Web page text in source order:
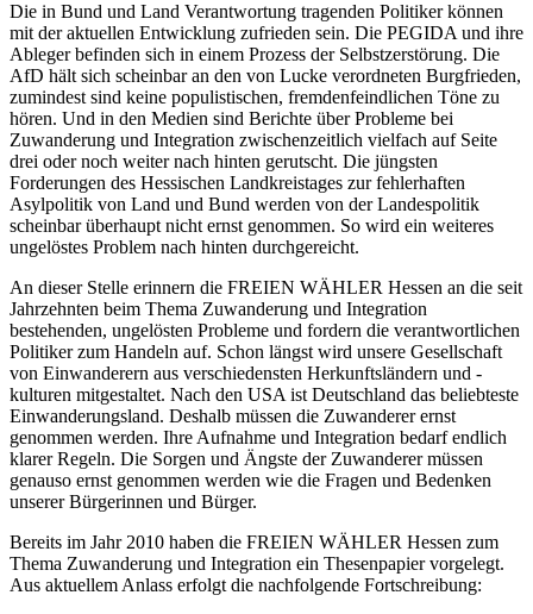
Die in Bund und Land Verantwortung tragenden Politiker können
mit der aktuellen Entwicklung zufrieden sein. Die PEGIDA und ihre
Ableger befinden sich in einem Prozess der Selbstzerstörung. Die
AfD hält sich scheinbar an den von Lucke verordneten Burgfrieden,
zumindest sind keine populistischen, fremdenfeindlichen Töne zu
hören. Und in den Medien sind Berichte über Probleme bei
Zuwanderung und Integration zwischenzeitlich vielfach auf Seite
drei oder noch weiter nach hinten gerutscht. Die jüngsten
Forderungen des Hessischen Landkreistages zur fehlerhaften
Asylpolitik von Land und Bund werden von der Landespolitik
scheinbar überhaupt nicht ernst genommen. So wird ein weiteres
ungelöstes Problem nach hinten durchgereicht.
An dieser Stelle erinnern die FREIEN WÄHLER Hessen an die seit
Jahrzehnten beim Thema Zuwanderung und Integration
bestehenden, ungelösten Probleme und fordern die verantwortlichen
Politiker zum Handeln auf. Schon längst wird unsere Gesellschaft
von Einwanderern aus verschiedensten Herkunftsländern und -
kulturen mitgestaltet. Nach den USA ist Deutschland das beliebteste
Einwanderungsland. Deshalb müssen die Zuwanderer ernst
genommen werden. Ihre Aufnahme und Integration bedarf endlich
klarer Regeln. Die Sorgen und Ängste der Zuwanderer müssen
genauso ernst genommen werden wie die Fragen und Bedenken
unserer Bürgerinnen und Bürger.
Bereits im Jahr 2010 haben die FREIEN WÄHLER Hessen zum
Thema Zuwanderung und Integration ein Thesenpapier vorgelegt.
Aus aktuellem Anlass erfolgt die nachfolgende Fortschreibung: